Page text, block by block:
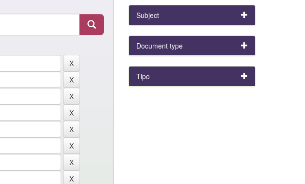
Subject
Document type
Tipo